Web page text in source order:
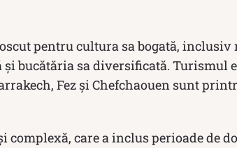
pentru cultura sa bogată, inclusiv
bucătăria sa diversificată. Turismul
Fez și Chefchaouen sunt
complexă, care a inclus perioade de